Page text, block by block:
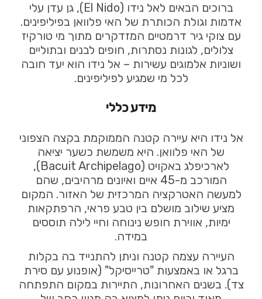
ברוכים הבאים לאל נידו (El Nido), גן עדן עלי
אדמות וגולת הכותרת של האי פלוואן בפיליפינים.
עם צוקי גיר דרמטיים המזדקרים מתוך מי טורקיז
צלולים, לגונות נסתרות, חופים לבנים ובתוליים
ושוניות אלמוגים עשירות – אל נידו הוא יעד חובה
לכל מי שמגיע לפיליפינים.
מידע כללי
אל נידו היא עיירה קטנה הממוקמת בקצה הצפוני
של האי פלוואן. היא משמשת כשער יציאה
לארכיפלג באקויט (Bacuit Archipelago),
המורכב מ-45 איים ואיונים מרהיבים, שהם
למעשה האטרקציה המרכזית של האזור. המקום
מציע שילוב מושלם בין טבע פראי, הרפתקאות
ימיות, אווירת חופש נינוחה וחיי לילה תוססים
במידה.
העיירה עצמה קטנה וניתן להתנייד בה בקלות
ברגל או באמצעות "טרייסיקל" (אופנוע עם סירת
צד). בשנים האחרונות, התיירות במקום התפתחה